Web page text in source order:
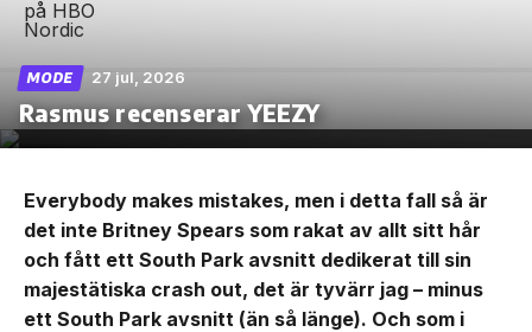
MODE 27 jul, 2026
Rasmus recenserar YEEZY
Everybody makes mistakes, men i detta fall så är
det inte Britney Spears som rakat av allt sitt hår
och fått ett South Park avsnitt dedikerat till sin
majestätiska crash out, det är tyvärr jag – minus
ett South Park avsnitt (än så länge). Och som i